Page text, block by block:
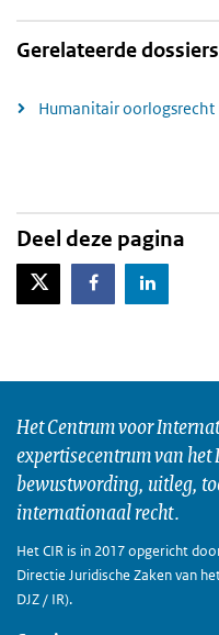
Gerelateerde dossiers
Humanitair oorlogsrecht
Deel deze pagina
X-TwitterFacebookLinkedIn
Het Centrum voor
expertisecentrum van
bewustwording, uitleg,
internationaal recht.
Het CIR is in 2017 opgericht
Directie Juridische Zaken van
DJZ / IR).